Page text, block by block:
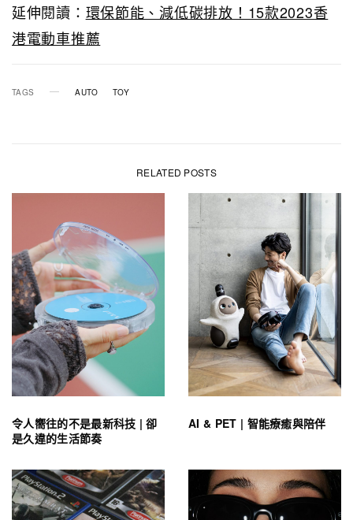
延伸閱讀： 環保節能、減低碳排放！15款2023香
港電動車推薦
TAGS AUTO TOY
RELATED POSTS
令人嚮往的不是最新科技 | 卻
是久違的生活節奏
AI & PET | 智能療癒與陪伴